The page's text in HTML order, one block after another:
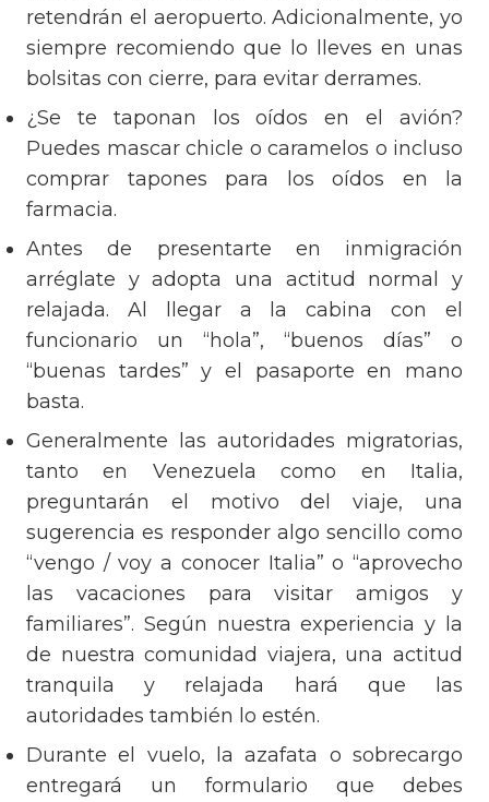
retendrán el aeropuerto. Adicionalmente, yo
siempre recomiendo que lo lleves en unas
bolsitas con cierre, para evitar derrames.
¿Se te taponan los oídos en el avión?
Puedes mascar chicle o caramelos o incluso
comprar tapones para los oídos en la
farmacia.
Antes de presentarte en inmigración
arréglate y adopta una actitud normal y
relajada. Al llegar a la cabina con el
funcionario un “hola”, “buenos días” o
“buenas tardes” y el pasaporte en mano
basta.
Generalmente las autoridades migratorias,
tanto en Venezuela como en Italia,
preguntarán el motivo del viaje, una
sugerencia es responder algo sencillo como
“vengo / voy a conocer Italia” o “aprovecho
las vacaciones para visitar amigos y
familiares”. Según nuestra experiencia y la
de nuestra comunidad viajera, una actitud
tranquila y relajada hará que las
autoridades también lo estén.
Durante el vuelo, la azafata o sobrecargo
entregará un formulario que debes